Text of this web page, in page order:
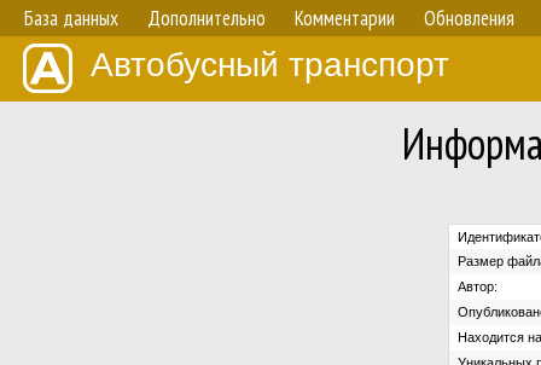
База данных Дополнительно Комментарии Обновления
Автобусный транспорт
Размер
Автор:
Находится
Уникальных